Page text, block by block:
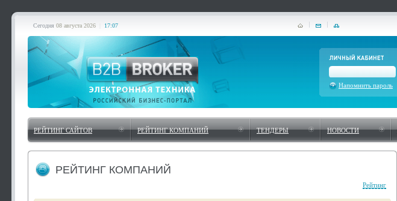
Сегодня 08 августа 2026 17:07
Напомнить пароль
РЕЙТИНГ САЙТОВ РЕЙТИНГ КОМПАНИЙ ТЕНДЕРЫ НОВОСТИ
РЕЙТИНГ КОМПАНИЙ
Рейтинг